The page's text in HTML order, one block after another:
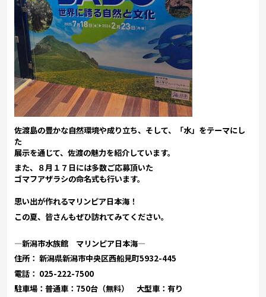
佐渡島の豊かな自然環境や成り立ち、そして、「水」をテーマにし
た
展示を通じて、佐渡の魅力を紹介しています。
また、８月１７日には多数ご応募頂いた
ゴマフアザラシの命名式も行います。
思い出が作れるマリンピア日本海！
この夏、皆さんもぜひ訪れてみてください。
―新潟市水族館 マリンピア日本海―
住所： 新潟県新潟市中央区西船見町5932-445
電話： 025-222-7500
駐車場：普通車：750台（無料） 大型車：有り